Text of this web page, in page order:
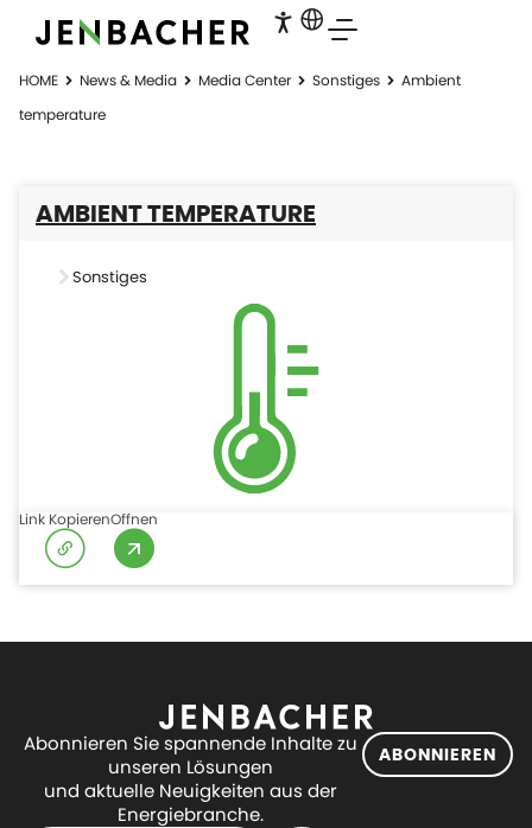
HOME News & Media Media Center Sonstiges
Ambient
temperature
AMBIENT TEMPERATURE
Sonstiges
Link KopierenOffnen
Abonnieren Sie spannende Inhalte zu
unseren Lösungen
und aktuelle Neuigkeiten aus der
Energiebranche.
ABONNIEREN